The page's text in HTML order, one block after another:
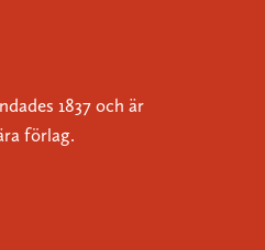
1837 och är
förlag.